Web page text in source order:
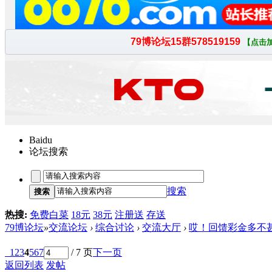
Baidu
论坛搜索
搜索 搜索
热搜: 免费白菜 18元 38元 注册送 存送
79博论坛»交流论坛 › 综合讨论 › 交流大厅 › 哎！回馈彩金多不
1 234567 / 7 页下一页
返回列表 发帖